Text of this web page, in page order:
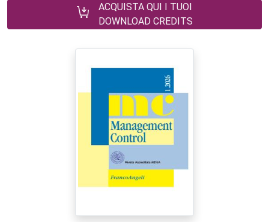
ACQUISTA QUI I TUOI
DOWNLOAD CREDITS